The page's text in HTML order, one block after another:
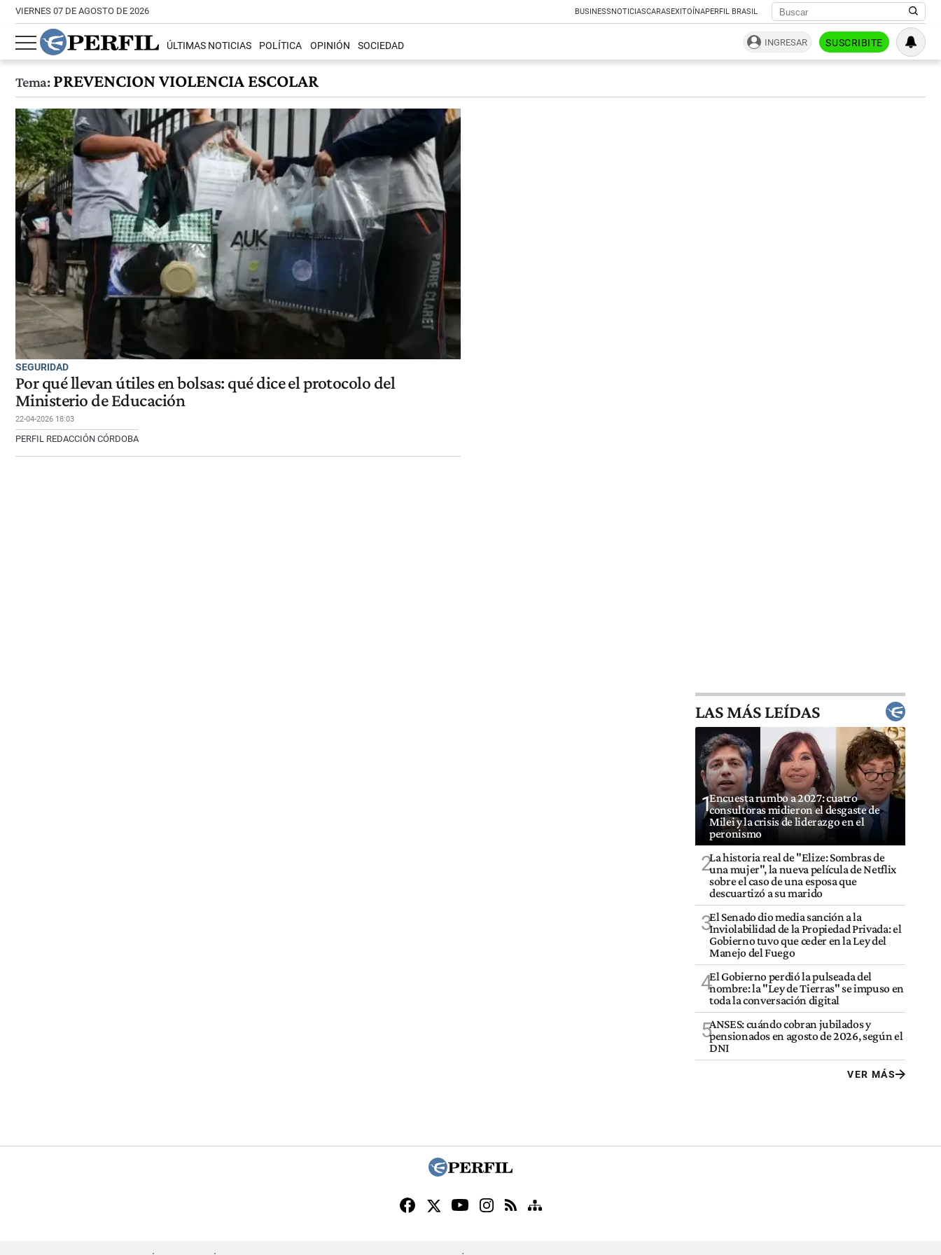
VIERNES 07 DE AGOSTO DE 2026 BUSINESSNOTICIASCARASEXITOÍNAPERFIL BRASIL
ÚLTIMAS NOTICIAS POLÍTICA OPINIÓN SOCIEDAD INGRESAR SUSCRIBITE
Tema:PREVENCION VIOLENCIA ESCOLAR
SEGURIDAD
Por qué llevan útiles en bolsas: qué dice el protocolo del
Ministerio de Educación
22-04-2026 18:03
PERFIL REDACCIÓN CÓRDOBA
LAS MÁS LEÍDAS
1Encuesta rumbo a 2027: cuatro
consultoras midieron el desgaste de
Milei y la crisis de liderazgo en el
peronismo
2La historia real de "Elize: Sombras de
una mujer", la nueva película de Netflix
sobre el caso de una esposa que
descuartizó a su marido
3El Senado dio media sanción a la
Inviolabilidad de la Propiedad Privada: el
Gobierno tuvo que ceder en la Ley del
Manejo del Fuego
4El Gobierno perdió la pulseada del
nombre: la "Ley de Tierras" se impuso en
toda la conversación digital
5ANSES: cuándo cobran jubilados y
pensionados en agosto de 2026, según el
DNI
VER MÁS